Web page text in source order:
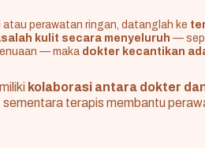
atau perawatan ringan, datanglah ke
kulit secara menyeluruh —
— maka dokter kecantikan
kolaborasi antara dokter
terapis membantu